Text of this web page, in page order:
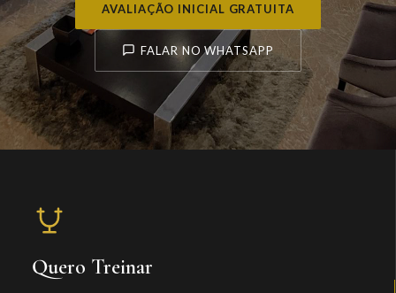
AVALIAÇÃO INICIAL GRATUITA
FALAR NO WHATSAPP
Quero Treinar